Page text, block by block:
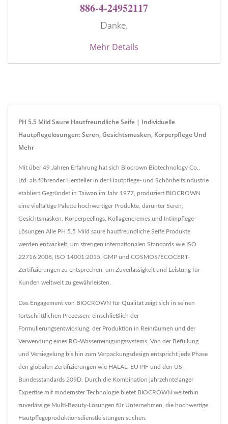
886-4-24952117
Danke.
Mehr Details
PH 5.5 Mild Saure Hautfreundliche Seife | Individuelle
Hautpflegelösungen: Seren, Gesichtsmasken, Körperpflege Und
Mehr
Mit über 49 Jahren Erfahrung hat sich Biocrown Biotechnology Co.,
Ltd. als führender Hersteller in der Hautpflege- und Schönheitsindustrie
etabliert.Gegründet in Taiwan im Jahr 1977, produziert BIOCROWN
eine vielfältige Palette hochwertiger Produkte, darunter Seren,
Gesichtsmasken, Körperpeelings, Kollagencremes und Intimpflege-
Lösungen.Alle PH 5.5 Mild saure hautfreundliche Seife Produkte
werden entwickelt, um strengen internationalen Standards wie ISO
22716:2008, ISO 14001:2015, GMP und COSMOS/ECOCERT-
Zertifizierungen zu entsprechen, um Zuverlässigkeit und Leistung für
Kunden weltweit zu gewährleisten.
Das Engagement von BIOCROWN für Qualität zeigt sich in seinen
fortschrittlichen Prozessen, einschließlich der
Formulierungsentwicklung, der Produktion in Reinräumen und der
Verwendung eines RO-Wasserreinigungssystems. Von der Befüllung
und Versiegelung bis hin zum Verpackungsdesign entspricht jede Phase
den globalen Zertifizierungen wie HALAL, EU PIF und den US-
Bundesstandards 209D. Durch die Kombination jahrzehntelanger
Expertise mit modernster Technologie bietet BIOCROWN weiterhin
zuverlässige Multi-Beauty-Lösungen für Unternehmen, die hochwertige
Hautpflegeproduktionsdienstleistungen suchen.